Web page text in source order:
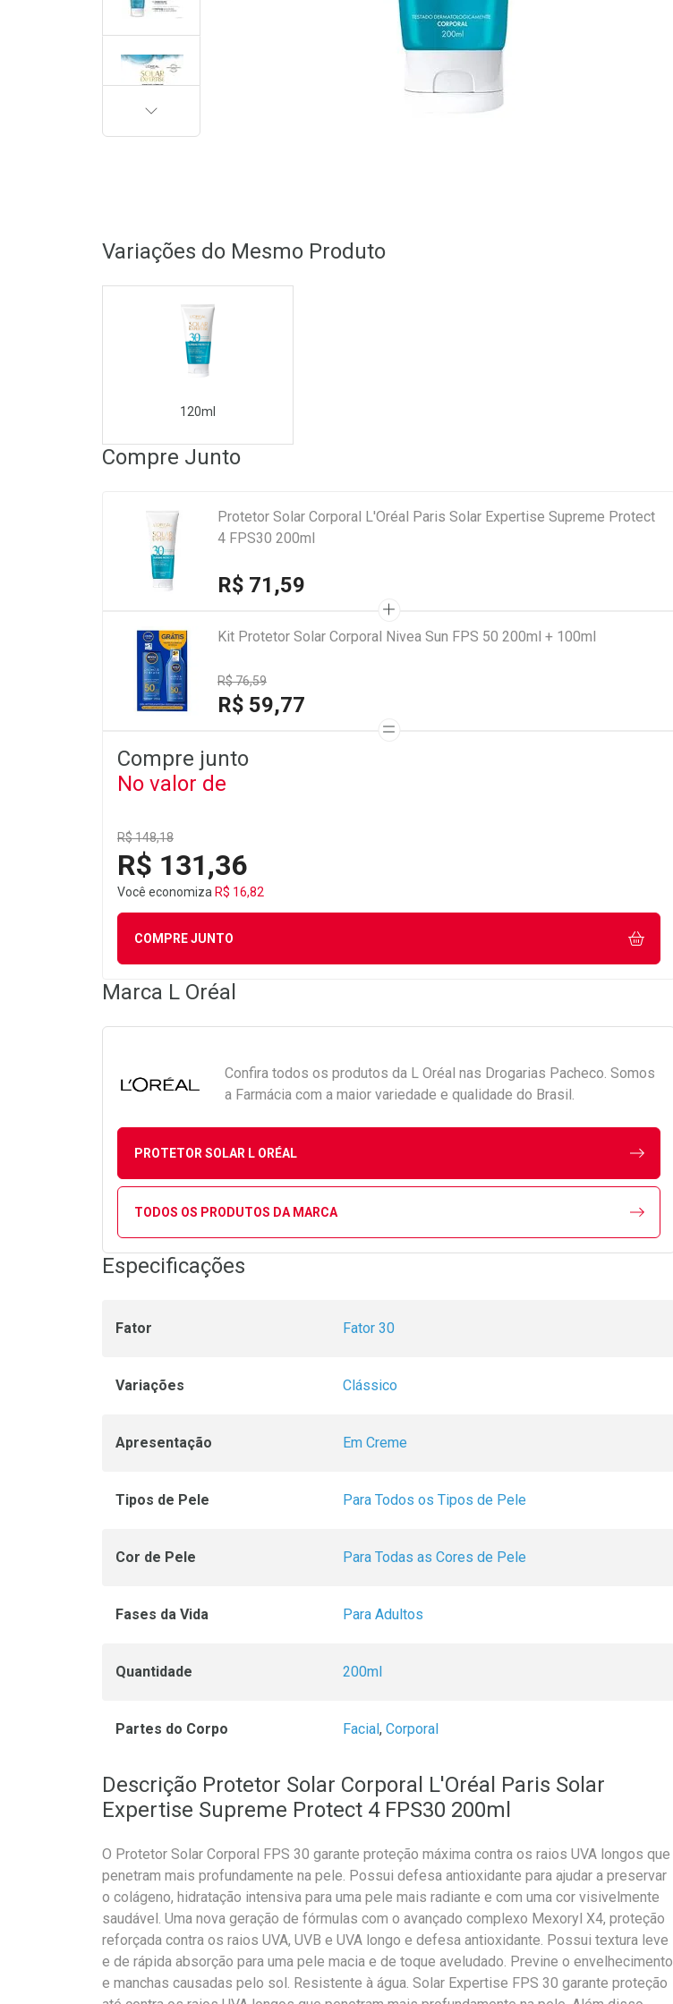
PRÓXIMA
Variações do Mesmo Produto
120ml
Compre Junto
Protetor Solar Corporal L'Oréal Paris Solar Expertise Supreme Protect
4 FPS30 200ml
R$ 71,59
Kit Protetor Solar Corporal Nivea Sun FPS 50 200ml + 100ml
R$ 76,59
R$ 59,77
Compre junto
No valor de
R$ 148,18
R$ 131,36
Você economiza R$ 16,82
COMPRE JUNTO
Marca L Oréal
Confira todos os produtos da L Oréal nas Drogarias Pacheco. Somos
a Farmácia com a maior variedade e qualidade do Brasil.
PROTETOR SOLAR L ORÉAL
TODOS OS PRODUTOS DA MARCA
Especificações
Fator Fator 30
Variações Clássico
Apresentação Em Creme
Tipos de Pele Para Todos os Tipos de Pele
Cor de Pele Para Todas as Cores de Pele
Fases da Vida Para Adultos
Quantidade 200ml
Partes do Corpo Facial, Corporal
Descrição Protetor Solar Corporal L'Oréal Paris Solar
Expertise Supreme Protect 4 FPS30 200ml
O Protetor Solar Corporal FPS 30 garante proteção máxima contra os raios UVA longos que
penetram mais profundamente na pele. Possui defesa antioxidante para ajudar a preservar
o colágeno, hidratação intensiva para uma pele mais radiante e com uma cor visivelmente
saudável. Uma nova geração de fórmulas com o avançado complexo Mexoryl X4, proteção
reforçada contra os raios UVA, UVB e UVA longo e defesa antioxidante. Possui textura leve
e de rápida absorção para uma pele macia e de toque aveludado. Previne o envelhecimento
e manchas causadas pelo sol. Resistente à água. Solar Expertise FPS 30 garante proteção